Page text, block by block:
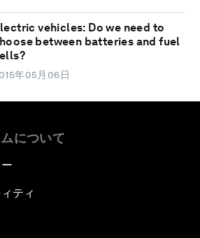
vehicles: Do we need to
between batteries and fuel
年05月06日
について
ティ